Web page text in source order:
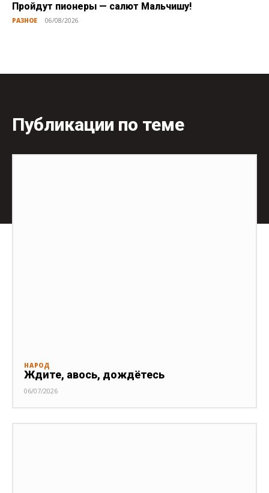
Пройдут пионеры — салют Мальчишу!
РАЗНОЕ 06/08/2026
Публикации по теме
НАРОД
Ждите, авось, дождётесь
06/07/2026